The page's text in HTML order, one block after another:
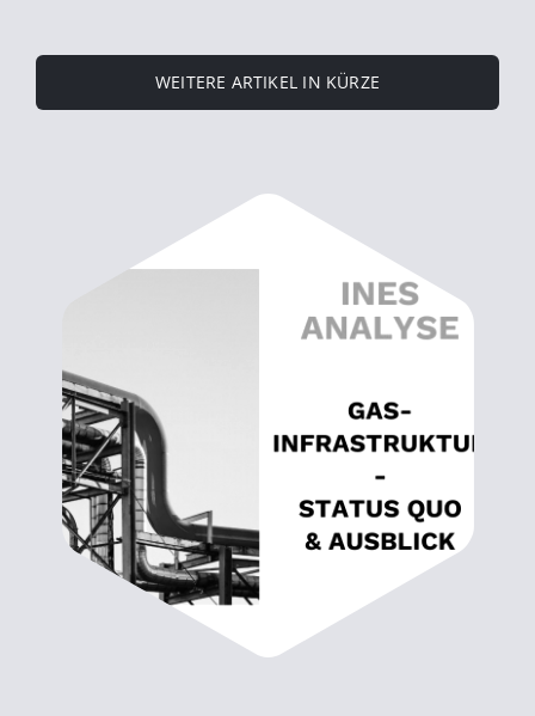
WEITERE ARTIKEL IN KÜRZE